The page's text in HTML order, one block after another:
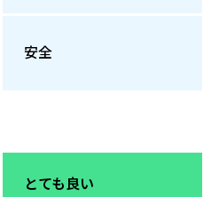
安全
とても良い